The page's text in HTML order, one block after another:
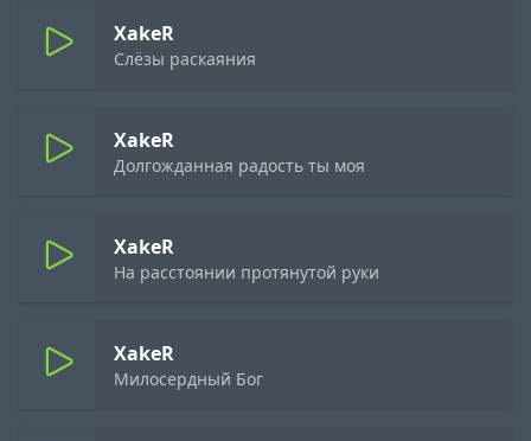
XakeR
Слёзы раскаяния
XakeR
Долгожданная радость ты моя
XakeR
На расстоянии протянутой руки
XakeR
Милосердный Бог